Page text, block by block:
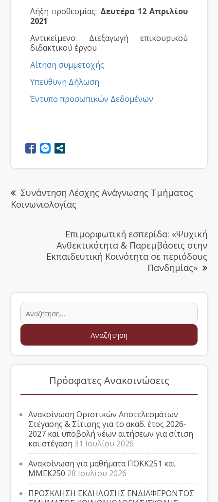
Λήξη προθεσμίας: Δευτέρα 12 Απριλίου
2021
Αντικείμενο: Διεξαγωγή επικουρικού
διδακτικού έργου
Αίτηση συμμετοχής
Υπεύθυνη Δήλωση
Έντυπο προσωπικών Δεδομένων
Συνάντηση Λέσχης Ανάγνωσης Τμήματος
Κοινωνιολογίας
Επιμορφωτική εσπερίδα: «Ψυχική
Ανθεκτικότητα & Παρεμβάσεις στην
Εκπαιδευτική Κοινότητα σε περιόδους
Πανδημίας»
Πρόσφατες Ανακοινώσεις
Ανακοίνωση Οριστικών Αποτελεσμάτων
Στέγασης & Σίτισης για το ακαδ. έτος 2026-
2027 και υποβολή νέων αιτήσεων για σίτιση
και στέγαση 31 Ιουλίου 2026
Ανακοίνωση για μαθήματα ΠΟΚΚ251 και
ΜΜΕΚ250 28 Ιουλίου 2026
ΠΡΟΣΚΛΗΣΗ ΕΚΔΗΛΩΣΗΣ ΕΝΔΙΑΦΕΡΟΝΤΟΣ